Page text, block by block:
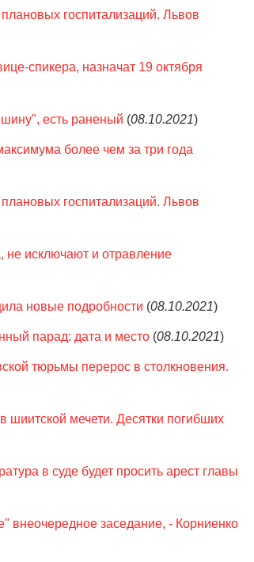
госпитализаций. Львов
спикера, назначат 19 октября
есть раненый (08.10.2021)
более чем за три года
госпитализаций. Львов
не исключают и отравление
новые подробности (08.10.2021)
парад: дата и место (08.10.2021)
тюрьмы перерос в столкновения.
мечети. Десятки погибших
в суде будет просить арест главы
внеочередное заседание, - Корниенко